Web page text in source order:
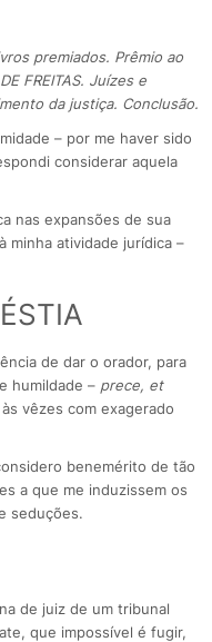
premiados. Prêmio ao
FREITAS. Juízes e
da justiça. Conclusão.
– por me haver sido
considerar aquela
nas expansões de sua
minha atividade jurídica –
de dar o orador, para
humildade – prece, et
vêzes com exagerado
benemérito de tão
a que me induzissem os
seduções.
de juiz de um tribunal
que impossível é fugir,